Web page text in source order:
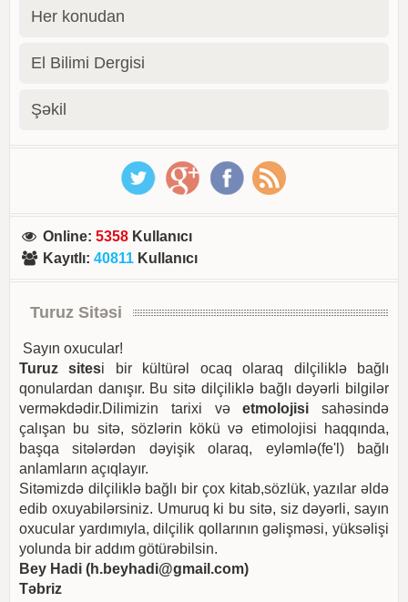
Her konudan
El Bilimi Dergisi
Şəkil
Online:5358 Kullanıcı
Kayıtlı:40811 Kullanıcı
Turuz Sitəsi
Sayın oxucular!
Turuz sitesi bir kültürəl ocaq olaraq dilçiliklə bağlı
qonulardan danışır. Bu sitə dilçiliklə bağlı dəyərli bilgilər
verməkdədir.Dilimizin tarixi vəetmolojisi sahəsində
çalışan bu sitə, sözlərin kökü və etimolojisi haqqında,
başqa sitələrdən dəyişik olaraq, eyləmlə(fe'l) bağlı
anlamların açıqlayır.
Sitəmizdə dilçiliklə bağlı bir çox kitab,sözlük, yazılar əldə
edib oxuyabilərsiniz. Umuruq ki bu sitə, siz dəyərli, sayın
oxucular yardımıyla, dilçilik qollarının gəlişməsi, yüksəlişi
yolunda bir addım götürəbilsin.
Bey Hadi (h.beyhadi@gmail.com)
Təbriz